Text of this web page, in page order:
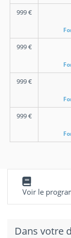
999€
999€
999€
999€
Voir le
Dans votre